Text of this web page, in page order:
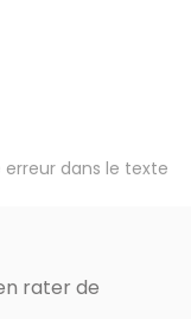
erreur dans le texte
rater de